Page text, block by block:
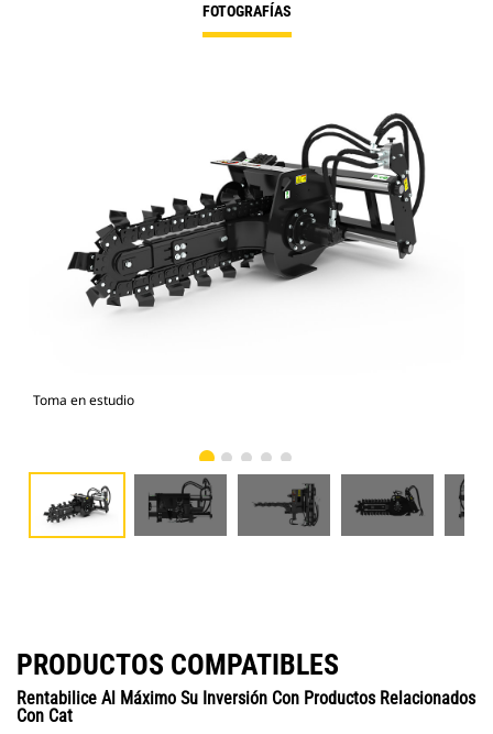
FOTOGRAFÍAS
Toma en estudio
PRODUCTOS COMPATIBLES
Rentabilice Al Máximo Su Inversión Con Productos Relacionados
Con Cat